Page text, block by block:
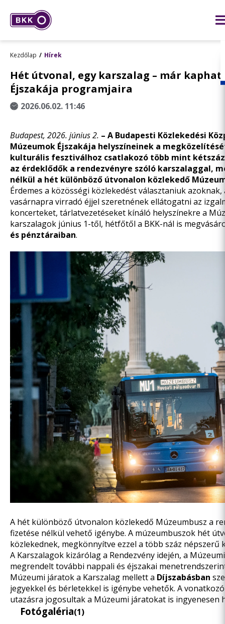
Kezdőlap Hírek
Hét útvonal, egy karszalag – már
Éjszakája programjaira
2026.06.02. 11:46
Budapest, 2026. június 2. – A Budapesti Közlekedési
Múzeumok Éjszakája helyszíneinek a
kulturális fesztiválhoz csatlakozó több mint
az érdeklődők a rendezvényre szóló karszalaggal,
nélkül a hét különböző útvonalon közlekedő
Érdemes a közösségi közlekedést választaniuk
vasárnapra virradó éjjel szeretnének ellátogatni az
koncerteket, tárlatvezetéseket kínáló helyszínekre a
karszalagok június 1-től, hétfőtől a BKK-nál is
és pénztáraiban.
A hét különböző útvonalon közlekedő Múzeumbusz a
fizetése nélkül vehető igénybe. A múzeumbuszok hét
közlekednek, megkönnyítve ezzel a több száz
A Karszalagok kizárólag a Rendezvény idején, a
megrendelt további nappali és éjszakai
Múzeumi járatok a Karszalag mellett a Díjszabásban
jegyekkel és bérletekkel is igénybe vehetők. A
utazásra jogosultak a Múzeumi járatokat is ingyenesen
Fotógaléria(1)